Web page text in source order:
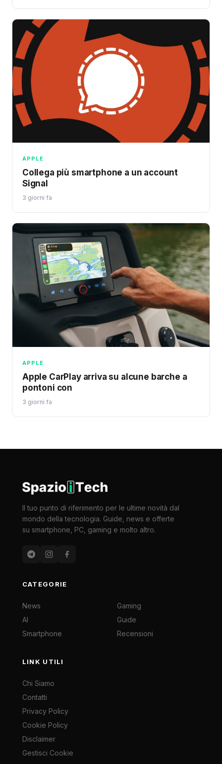
APPLE
Collega più smartphone a un account
Signal
3 giorni fa
APPLE
Apple CarPlay arriva su alcune barche a
pontoni con
3 giorni fa
Il tuo punto di riferimento per le ultime novità dal
mondo della tecnologia. Guide, news e offerte
su smartphone, PC, gaming e molto altro.
CATEGORIE
News
AI
Smartphone
Gaming
Guide
Recensioni
LINK UTILI
Chi Siamo
Contatti
Privacy Policy
Cookie Policy
Disclaimer
Gestisci Cookie